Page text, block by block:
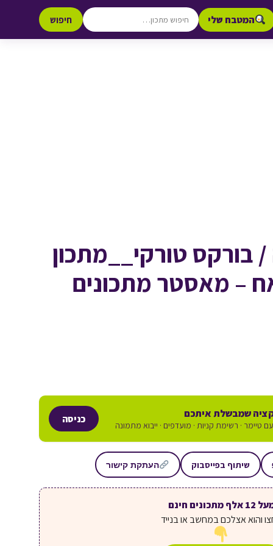
המטבח שלי חיפוש
בורקס טורקי__מתכון
– מאסטר מתכונים
שמבשלת איתכם
טיימר · רשימת קניות · מועדפים · ייבוא מתמונה
כניסה
שיתוף בפייסבוק העתקת קישור
אלף מתכונים חינם
והוא אצלכם במחשב או בנייד